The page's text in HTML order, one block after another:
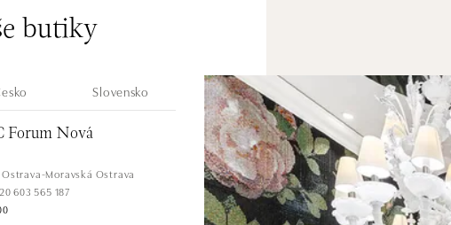
butiky
Slovensko
Forum Nová
Moravská Ostrava
603 565 187